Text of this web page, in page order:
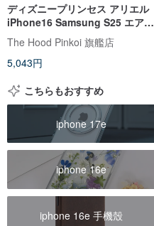
ディズニープリンセス アリエル
iPhone16 Samsung S25 エアク
ッション 落下防止/標準ミラー電
話ケース
The Hood Pinkoi 旗艦店
5,043円
こちらもおすすめ
iphone 17e
iphone 16e
iphone 16e 手機殼